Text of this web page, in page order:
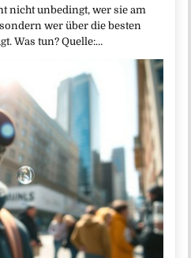
nicht unbedingt, wer sie am
wer über die besten
Was tun? Quelle:…